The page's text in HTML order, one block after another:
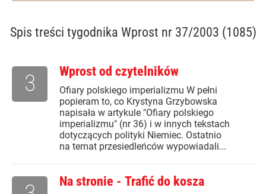
Spis treści tygodnika Wprost nr 37/2003 (1085)
Wprost od czytelników
Ofiary polskiego imperializmu W pełni
popieram to, co Krystyna Grzybowska
napisała w artykule "Ofiary polskiego
imperializmu" (nr 36) i w innych tekstach
dotyczących polityki Niemiec. Ostatnio
na temat przesiedleńców wypowiadali...
3
Na stronie - Trafić do kosza